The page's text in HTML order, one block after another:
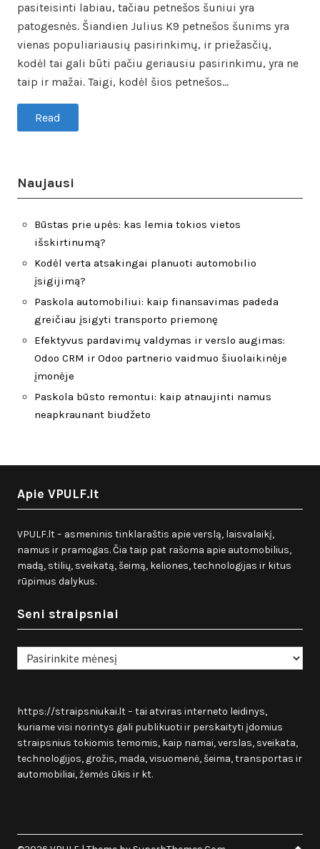
pasiteisinti labiau, tačiau petnešos šuniui yra
patogesnės. Šiandien Julius K9 petnešos šunims yra
vienas populiariausių pasirinkimų, ir priežasčių,
kodėl tai gali būti pačiu geriausiu pasirinkimu, yra ne
taip ir mažai. Taigi, kodėl šios petnešos…
Read
Naujausi
Būstas prie upės: kas lemia tokios vietos
išskirtinumą?
Kodėl verta atsakingai planuoti automobilio
įsigijimą?
Paskola automobiliui: kaip finansavimas padeda
greičiau įsigyti transporto priemonę
Efektyvus pardavimų valdymas ir verslo augimas:
Odoo CRM ir Odoo partnerio vaidmuo šiuolaikinėje
įmonėje
Paskola būsto remontui: kaip atnaujinti namus
neapkraunant biudžeto
Apie VPULF.lt
VPULF.lt – asmeninis tinklaraštis apie verslą, laisvalaikį,
namus ir pramogas. Čia taip pat rašoma apie automobilius,
madą, stilių, sveikatą, šeimą, keliones, technologijas ir kitus
rūpimus dalykus.
Seni straipsniai
Seni
straipsniai
https://straipsniukai.lt– tai atviras interneto leidinys,
kuriame visi norintys gali publikuoti ir perskaityti įdomius
straipsnius tokiomis temomis, kaip namai, verslas, sveikata,
technologijos, grožis, mada, visuomenė, šeima, transportas ir
automobiliai, žemės ūkis ir kt.